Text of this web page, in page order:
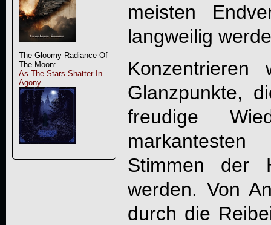
The Gloomy Radiance Of
The Moon:
As The Stars Shatter In
Agony
meisten
langweilig
Glanzpunkte,
freudige
markantesten
Stimmen der
werden. Von
durch die